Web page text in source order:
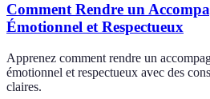
Comment Rendre un
Émotionnel et Respectueux
Apprenez comment rendre un
émotionnel et respectueux avec des
claires.